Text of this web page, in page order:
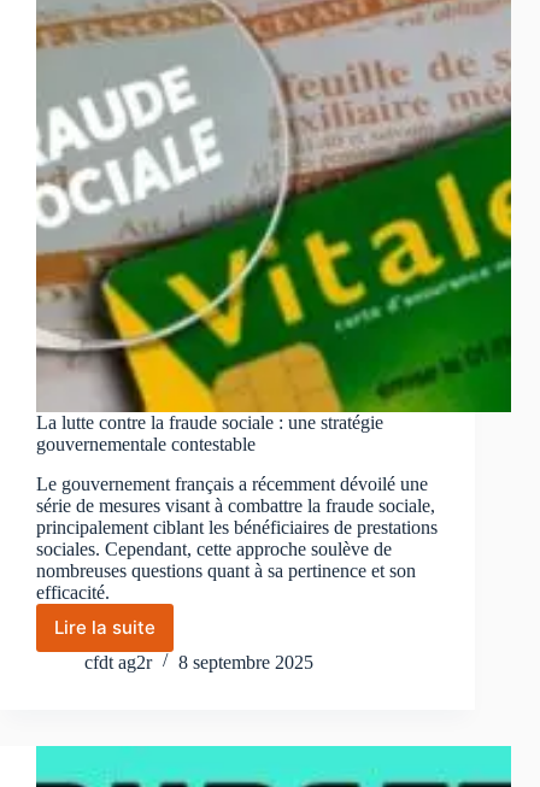
La lutte contre la fraude sociale : une stratégie
gouvernementale contestable
Le gouvernement français a récemment dévoilé une
série de mesures visant à combattre la fraude sociale,
principalement ciblant les bénéficiaires de prestations
sociales. Cependant, cette approche soulève de
nombreuses questions quant à sa pertinence et son
efficacité.
Lire la suite
La
lutte
sociale
:
cfdt ag2r 8 septembre 2025